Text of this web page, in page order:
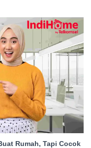
Rumah, Tapi Cocok